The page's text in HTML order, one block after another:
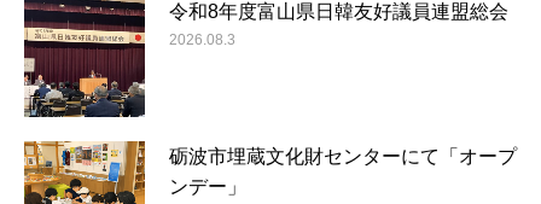
令和8年度富山県日韓友好議員連盟総会
2026.08.3
砺波市埋蔵文化財センターにて「オープ
ンデー」